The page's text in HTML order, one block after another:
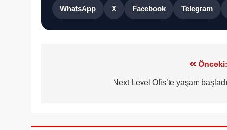
WhatsApp X Facebook Telegram
Önceki:
Next Level Ofis’te yaşam başladı